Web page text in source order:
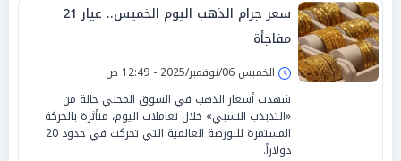
سعر جرام الذهب اليوم الخميس.. عيار 21
مفاجأة
الخميس 06/نوفمبر/2025 - 12:49 ص
شهدت أسعار الذهب في السوق المحلي حالة من
«التذبذب النسبي» خلال تعاملات اليوم، متأثرة بالحركة
المستمرة للبورصة العالمية التي تحركت في حدود 20
دولاراً.